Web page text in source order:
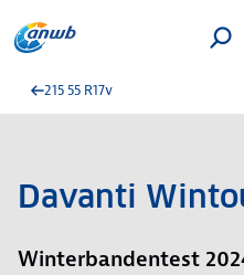
215 55 R17v
Davanti
Winterbandentest